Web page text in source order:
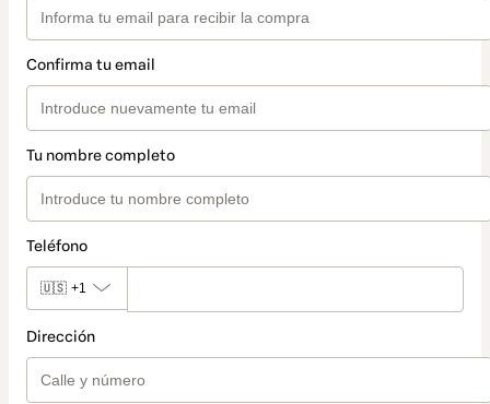
Confirma tu email
Tu nombre completo
Teléfono
🇺🇸 +1
Dirección